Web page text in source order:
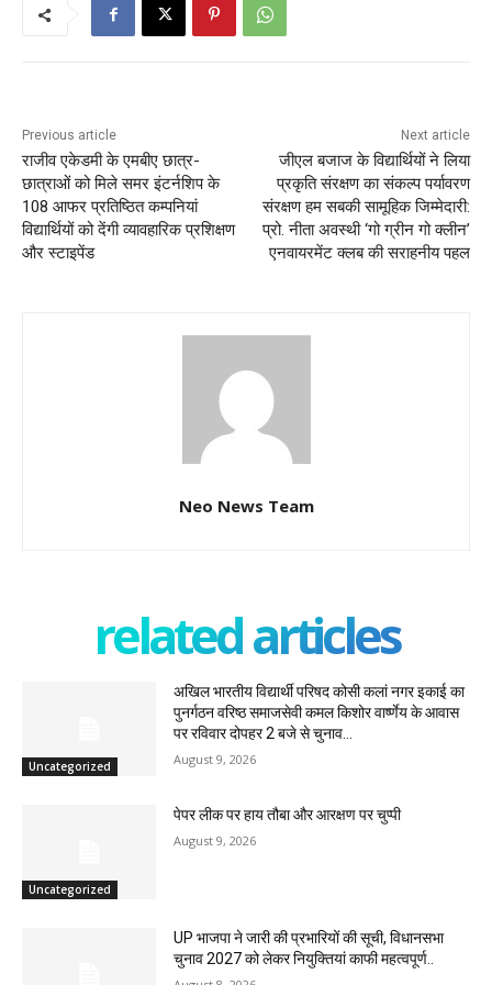
Previous article
राजीव एकेडमी के एमबीए छात्र-
छात्राओं को मिले समर इंटर्नशिप के
108 आफर प्रतिष्ठित कम्पनियां
विद्यार्थियों को देंगी व्यावहारिक प्रशिक्षण
और स्टाइपेंड
Next article
जीएल बजाज के विद्यार्थियों ने लिया
प्रकृति संरक्षण का संकल्प पर्यावरण
संरक्षण हम सबकी सामूहिक जिम्मेदारी:
प्रो. नीता अवस्थी ‘गो ग्रीन गो क्लीन’
एनवायरमेंट क्लब की सराहनीय पहल
Neo News Team
related articles
Uncategorized
अखिल भारतीय विद्यार्थी परिषद कोसी कलां नगर इकाई का
पुनर्गठन वरिष्ठ समाजसेवी कमल किशोर वार्ष्णेय के आवास
पर रविवार दोपहर 2 बजे से चुनाव...
August 9, 2026
Uncategorized
पेपर लीक पर हाय तौबा और आरक्षण पर चुप्पी
August 9, 2026
UP भाजपा ने जारी की प्रभारियों की सूची, विधानसभा
चुनाव 2027 को लेकर नियुक्तियां काफी महत्वपूर्ण..